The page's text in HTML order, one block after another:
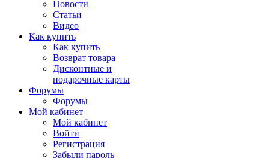
Новости
Статьи
Видео
Как купить
Как купить
Возврат товара
Дисконтные и
подарочные карты
Форумы
Форумы
Мой кабинет
Мой кабинет
Войти
Регистрация
Забыли пароль